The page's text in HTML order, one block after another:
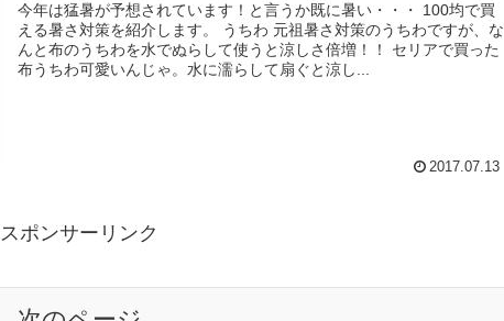
今年は猛暑が予想されています！と言うか既に暑い・・・ 100均で買
える暑さ対策を紹介します。 うちわ 元祖暑さ対策のうちわですが、な
んと布のうちわを水でぬらして使うと涼しさ倍増！！ セリアで買った
布うちわ可愛いんじゃ。水に濡らして扇ぐと涼し...
2017.07.13
スポンサーリンク